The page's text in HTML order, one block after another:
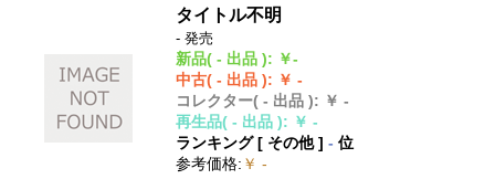
タイトル不明
- 発売
新品( - 出品 ): ￥-
中古( - 出品 ): ￥ -
コレクター( - 出品 ): ￥ -
再生品( - 出品 ): ￥ -
ランキング [ その他]- 位
参考価格: ￥ -